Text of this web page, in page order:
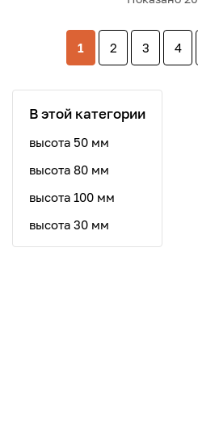
1 2 3 4
В этой категории
высота 50 мм
высота 80 мм
высота 100 мм
высота 30 мм